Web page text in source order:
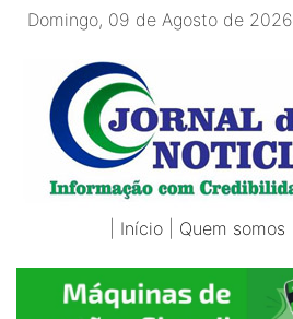
Domingo, 09 de Agosto de 2026
Início Quem somos